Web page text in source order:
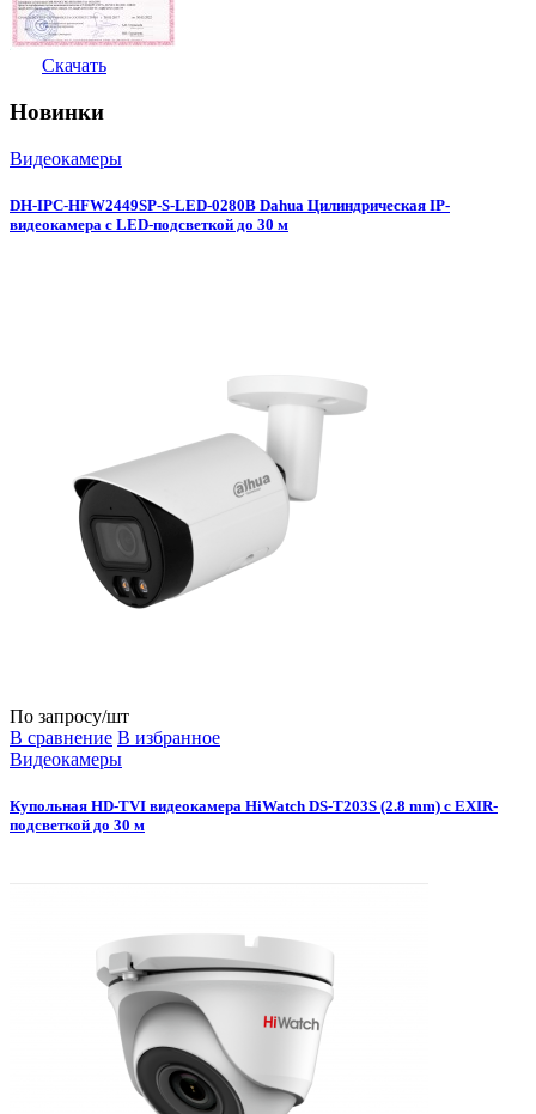
Скачать
Новинки
Видеокамеры
DH-IPC-HFW2449SP-S-LED-0280B Dahua Цилиндрическая IP-
видеокамера с LED-подсветкой до 30 м
По запросу/шт
В сравнение В избранное
Видеокамеры
Купольная HD-TVI видеокамера HiWatch DS-T203S (2.8 mm) с EXIR-
подсветкой до 30 м